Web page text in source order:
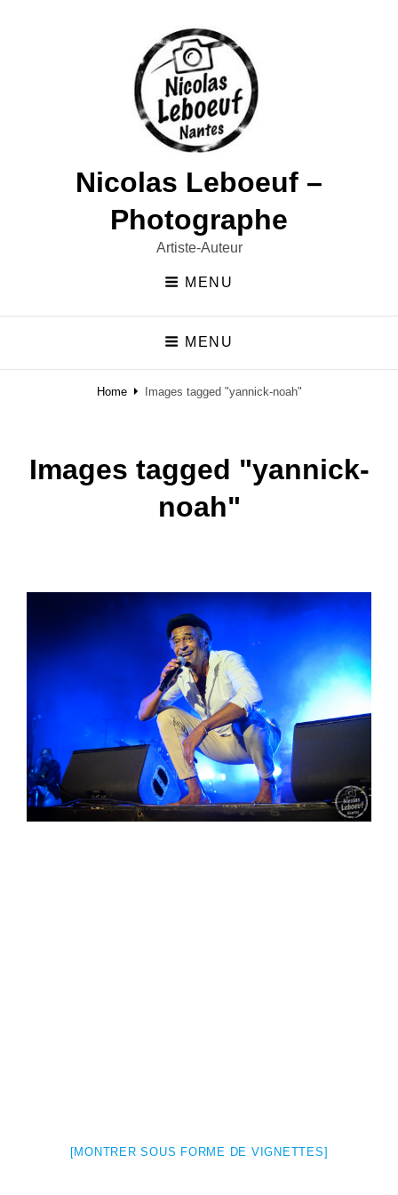
Nicolas Leboeuf –
Photographe
Artiste-Auteur
MENU
MENU
Home Images tagged "yannick-noah"
Images tagged "yannick-
noah"
[MONTRER SOUS FORME DE VIGNETTES]